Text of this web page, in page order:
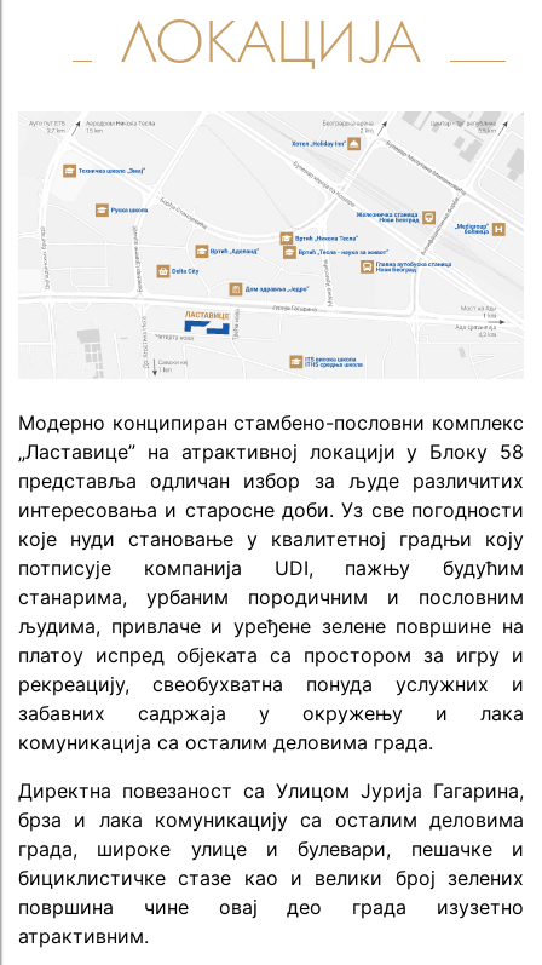
ЛОКАЦИЈА
Модерно конципиран стамбено-пословни комплекс
„Ластавице” на атрактивној локацији у Блоку 58
представља одличан избор за људе различитих
интересовања и старосне доби. Уз све погодности
које нуди становање у квалитетној градњи коју
потписује компанија UDI, пажњу будућим
станарима, урбаним породичним и пословним
људима, привлаче и уређене зелене површине на
платоу испред објеката са простором за игру и
рекреацију, свеобухватна понуда услужних и
забавних садржаја у окружењу и лака
комуникација са осталим деловима града.
Директна повезаност са Улицом Јурија Гагарина,
брза и лака комуникацију са осталим деловима
града, широке улице и булевари, пешачке и
бициклистичке стазе као и велики број зелених
површина чине овај део града изузетно
атрактивним.